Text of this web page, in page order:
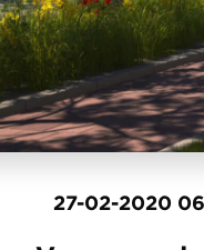
27-02-2020